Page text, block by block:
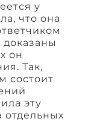
у
что она
он
Так,
состоит
эту
отдельных